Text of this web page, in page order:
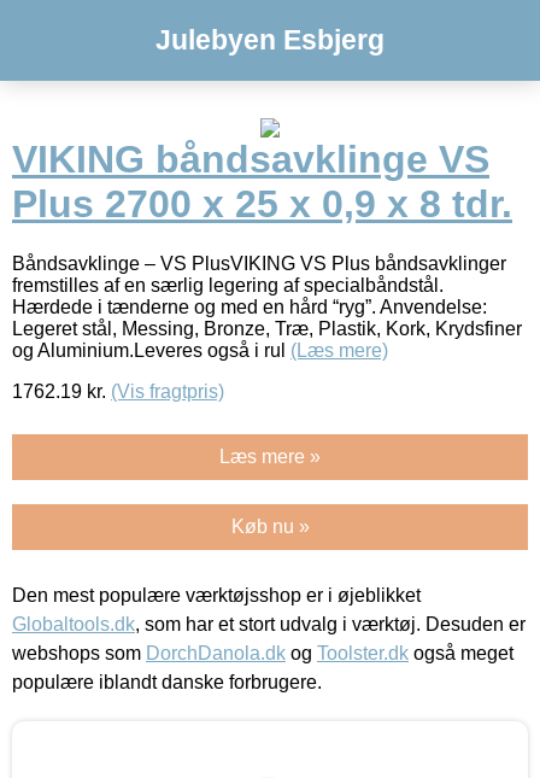
Julebyen Esbjerg
VIKING båndsavklinge VS
Plus 2700 x 25 x 0,9 x 8 tdr.
Båndsavklinge – VS PlusVIKING VS Plus båndsavklinger
fremstilles af en særlig legering af specialbåndstål.
Hærdede i tænderne og med en hård “ryg”. Anvendelse:
Legeret stål, Messing, Bronze, Træ, Plastik, Kork, Krydsfiner
og Aluminium.Leveres også i rul (Læs mere)
1762.19 kr. (Vis fragtpris)
Læs mere »
Køb nu »
Den mest populære værktøjsshop er i øjeblikket
Globaltools.dk, som har et stort udvalg i værktøj. Desuden er
webshops som DorchDanola.dk og Toolster.dk også meget
populære iblandt danske forbrugere.